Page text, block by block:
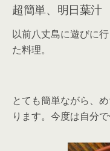
超簡単、明日葉汁
以前八丈島に遊びに
た料理。
とても簡単ながら、
ります。今度は自分